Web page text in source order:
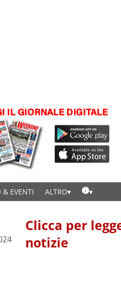
& EVENTI ALTRO
Clicca per
notizie